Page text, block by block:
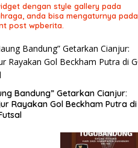
dengan style gallery pada
anda bisa mengaturnya pada
post wpberita.
Bandung” Getarkan Cianjur:
Rayakan Gol Beckham Putra di